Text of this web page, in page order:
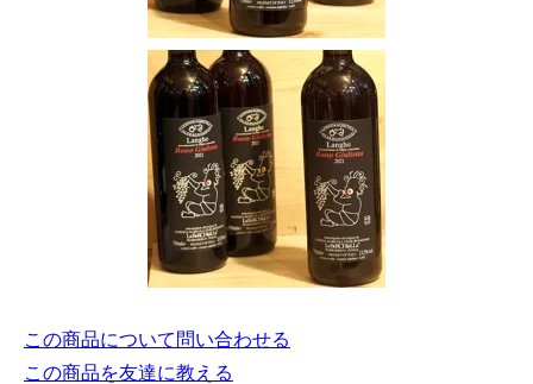
この商品について問い合わせる
この商品を友達に教える